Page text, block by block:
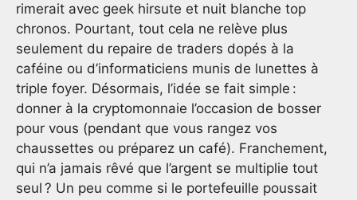
rimerait avec geek hirsute et nuit blanche top
chronos. Pourtant, tout cela ne relève plus
seulement du repaire de traders dopés à la
caféine ou d’informaticiens munis de lunettes à
triple foyer. Désormais, l’idée se fait simple :
donner à la cryptomonnaie l’occasion de bosser
pour vous (pendant que vous rangez vos
chaussettes ou préparez un café). Franchement,
qui n’a jamais rêvé que l’argent se multiplie tout
seul ? Un peu comme si le portefeuille poussait